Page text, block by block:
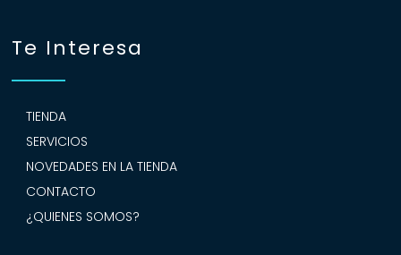
Te Interesa
TIENDA
SERVICIOS
NOVEDADES EN LA TIENDA
CONTACTO
¿QUIENES SOMOS?